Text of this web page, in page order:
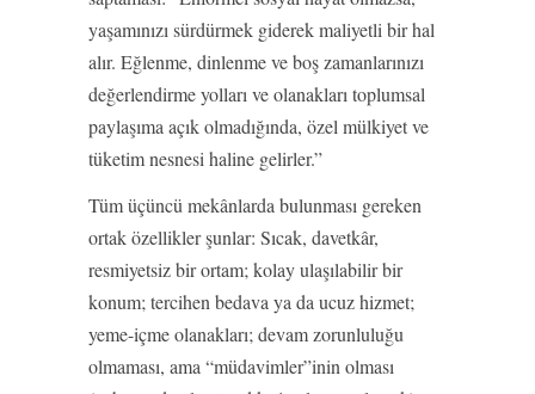
yaşamınızı sürdürmek giderek maliyetli bir hal
alır. Eğlenme, dinlenme ve boş zamanlarınızı
değerlendirme yolları ve olanakları toplumsal
paylaşıma açık olmadığında, özel mülkiyet ve
tüketim nesnesi haline gelirler.”
Tüm üçüncü mekânlarda bulunması gereken
ortak özellikler şunlar: Sıcak, davetkâr,
resmiyetsiz bir ortam; kolay ulaşılabilir bir
konum; tercihen bedava ya da ucuz hizmet;
yeme-içme olanakları; devam zorunluluğu
olmaması, ama “müdavimler”inin olması